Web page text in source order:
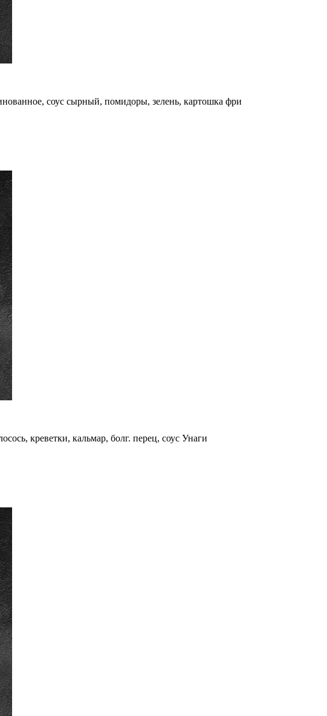
соус сырный, помидоры, зелень, картошка фри
креветки, кальмар, болг. перец, соус Унаги